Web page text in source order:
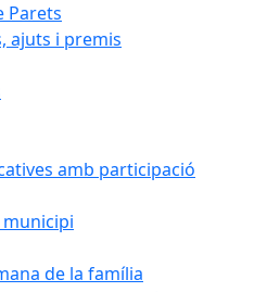
Parets
ajuts i premis
amb participació
municipi
de la família